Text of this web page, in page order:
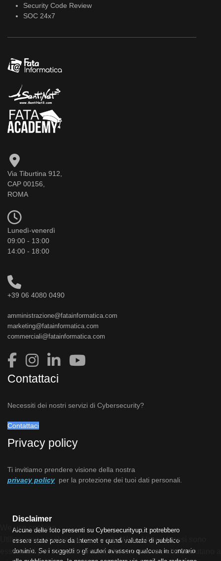
Security Code Review
SOC 24x7
Via Tiburtina 912,
CAP 00156,
ROMA
Lunedì-venerdì
09:00 - 13:00
14:00 - 18:00
+39 06 4080 0490
amministrazione@fatainformatica.com
marketing@fatainformatica.com
commerciali@fatainformatica.com
Contattaci
Necessiti dei nostri servizi di Cybersecurity?
Contattaci
Privacy policy
Ti invitiamo prendere visione della nostra
privacy policy per la protezione dei tuoi dati personali.
Disclaimer
Alcune delle foto presenti su Cybersecurityup.it potrebbero
essere state prese da Internet e quindi valutate di pubblico
dominio. Se i soggetti o gli autori avessero qualcosa in contrario
We use cookies
Utilizziamo i cookie sul nostro sito Web. Alcuni di essi sono
essenziali per il funzionamento del sito, mentre altri ci aiutano a